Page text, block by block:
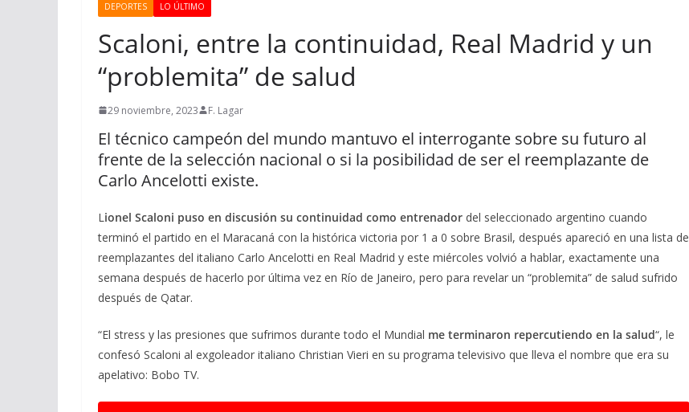
DEPORTES LO ÚLTIMO
Scaloni, entre la continuidad, Real Madrid y un
“problemita” de salud
29 noviembre, 2023 F. Lagar
El técnico campeón del mundo mantuvo el interrogante sobre su futuro al
frente de la selección nacional o si la posibilidad de ser el reemplazante de
Carlo Ancelotti existe.
Lionel Scaloni puso en discusión su continuidad como entrenador del seleccionado argentino cuando
terminó el partido en el Maracaná con la histórica victoria por 1 a 0 sobre Brasil, después apareció en una lista de
reemplazantes del italiano Carlo Ancelotti en Real Madrid y este miércoles volvió a hablar, exactamente una
semana después de hacerlo por última vez en Río de Janeiro, pero para revelar un “problemita” de salud sufrido
después de Qatar.
“El stress y las presiones que sufrimos durante todo el Mundial me terminaron repercutiendo en la salud“, le
confesó Scaloni al exgoleador italiano Christian Vieri en su programa televisivo que lleva el nombre que era su
apelativo: Bobo TV.